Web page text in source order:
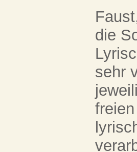
die
sehr